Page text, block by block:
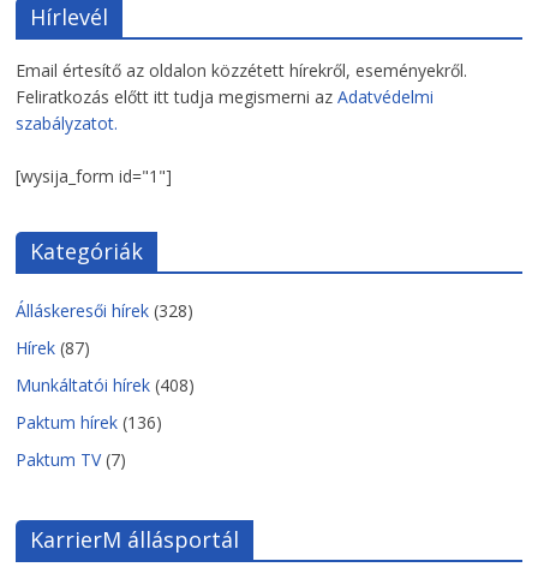
Hírlevél
Email értesítő az oldalon közzétett hírekről, eseményekről.
Feliratkozás előtt itt tudja megismerni azAdatvédelmi
szabályzatot.
[wysija_form id="1"]
Kategóriák
Álláskeresői hírek (328)
Hírek (87)
Munkáltatói hírek (408)
Paktum hírek (136)
Paktum TV(7)
KarrierM állásportál